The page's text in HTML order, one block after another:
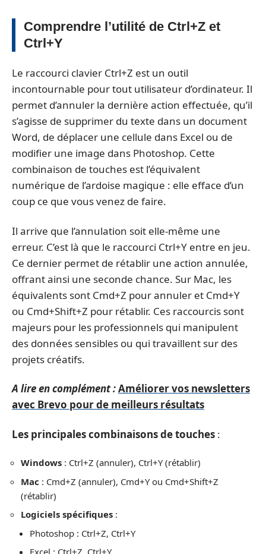
Comprendre l’utilité de Ctrl+Z et
Ctrl+Y
Le raccourci clavier Ctrl+Z est un outil
incontournable pour tout utilisateur d’ordinateur. Il
permet d’annuler la dernière action effectuée, qu’il
s’agisse de supprimer du texte dans un document
Word, de déplacer une cellule dans Excel ou de
modifier une image dans Photoshop. Cette
combinaison de touches est l’équivalent
numérique de l’ardoise magique : elle efface d’un
coup ce que vous venez de faire.
Il arrive que l’annulation soit elle-même une
erreur. C’est là que le raccourci Ctrl+Y entre en jeu.
Ce dernier permet de rétablir une action annulée,
offrant ainsi une seconde chance. Sur Mac, les
équivalents sont Cmd+Z pour annuler et Cmd+Y
ou Cmd+Shift+Z pour rétablir. Ces raccourcis sont
majeurs pour les professionnels qui manipulent
des données sensibles ou qui travaillent sur des
projets créatifs.
A lire en complément :Améliorer vos newsletters
avec Brevo pour de meilleurs résultats
Les principales combinaisons de touches :
Windows : Ctrl+Z (annuler), Ctrl+Y (rétablir)
Mac : Cmd+Z (annuler), Cmd+Y ou Cmd+Shift+Z
(rétablir)
Logiciels spécifiques :
Photoshop : Ctrl+Z, Ctrl+Y
Excel : Ctrl+Z, Ctrl+Y